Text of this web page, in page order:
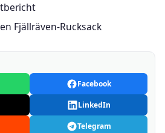
Fjällräven-Rucksack
Facebook
LinkedIn
Telegram